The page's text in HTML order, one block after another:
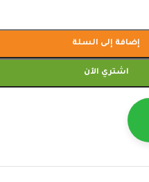
إضافة إلى السلة
اشتري الآن